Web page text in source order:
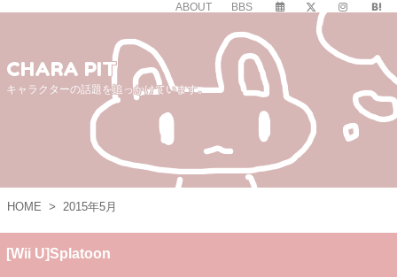
ABOUT BBS
CHARA PIT
キャラクターの話題を追っかけています。
HOME > 2015年5月
[Wii U]Splatoon